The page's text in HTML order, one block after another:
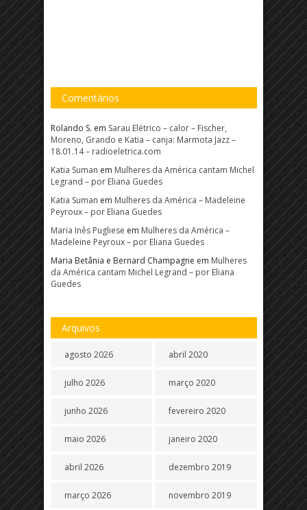
Comentários
Rolando S. em Sarau Elétrico – calor – Fischer,
Moreno, Grando e Katia – canja: Marmota Jazz –
18.01.14 – radioeletrica.com
Katia Suman em Mulheres da América cantam Michel
Legrand – por Eliana Guedes
Katia Suman em Mulheres da América – Madeleine
Peyroux – por Eliana Guedes
Maria Inês Pugliese em Mulheres da América –
Madeleine Peyroux – por Eliana Guedes
Maria Betânia e Bernard Champagne em Mulheres
da América cantam Michel Legrand – por Eliana
Guedes
Arquivos
agosto 2026
julho 2026
junho 2026
maio 2026
abril 2026
março 2026
abril 2020
março 2020
fevereiro 2020
janeiro 2020
dezembro 2019
novembro 2019